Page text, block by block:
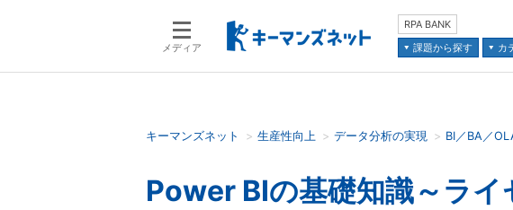
メディア
RPA BANK
課題から探す
カ
検索語を入力してください
キーマンズネット 生産性向上 データ分析の実現 BI／BA／
Power BIの基礎知識～ラ